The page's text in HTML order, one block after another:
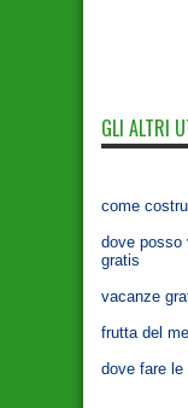
GLI ALTRI
come
dove posso
gratis
vacanze
frutta del
dove fare le